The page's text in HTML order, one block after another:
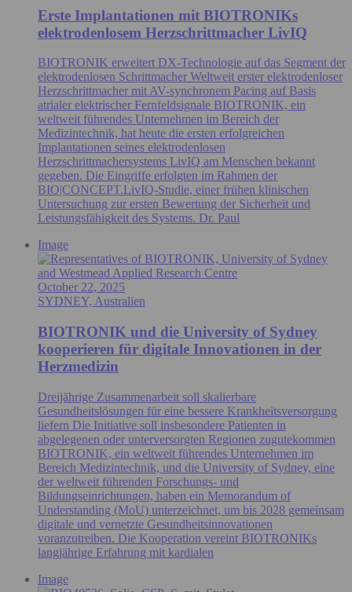
Erste Implantationen mit BIOTRONIKs
elektrodenlosem Herzschrittmacher LivIQ
BIOTRONIK erweitert DX-Technologie auf das Segment der
elektrodenlosen Schrittmacher Weltweit erster elektrodenloser
Herzschrittmacher mit AV-synchronem Pacing auf Basis
atrialer elektrischer Fernfeldsignale BIOTRONIK, ein
weltweit führendes Unternehmen im Bereich der
Medizintechnik, hat heute die ersten erfolgreichen
Implantationen seines elektrodenlosen
Herzschrittmachersystems LivIQ am Menschen bekannt
gegeben. Die Eingriffe erfolgten im Rahmen der
BIO|CONCEPT.LivIQ‑Studie, einer frühen klinischen
Untersuchung zur ersten Bewertung der Sicherheit und
Leistungsfähigkeit des Systems. Dr. Paul
Image
October 22, 2025
SYDNEY, Australien
BIOTRONIK und die University of Sydney
kooperieren für digitale Innovationen in der
Herzmedizin
Dreijährige Zusammenarbeit soll skalierbare
Gesundheitslösungen für eine bessere Krankheitsversorgung
liefern Die Initiative soll insbesondere Patienten in
abgelegenen oder unterversorgten Regionen zugutekommen
BIOTRONIK, ein weltweit führendes Unternehmen im
Bereich Medizintechnik, und die University of Sydney, eine
der weltweit führenden Forschungs- und
Bildungseinrichtungen, haben ein Memorandum of
Understanding (MoU) unterzeichnet, um bis 2028 gemeinsam
digitale und vernetzte Gesundheitsinnovationen
voranzutreiben. Die Kooperation vereint BIOTRONIKs
langjährige Erfahrung mit kardialen
Image